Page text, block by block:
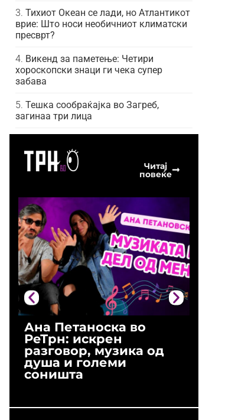
Тихиот Океан се лади, но Атлантикот
врие: Што носи необичниот климатски
пресврт?
Викенд за паметење: Четири
хороскопски знаци ги чека супер
забава
Тешка сообраќајка во Загреб,
загинаа три лица
Читај
повеќе
Ана Петаноска во
РеТрн: искрен
разговор, музика од
душа и големи
соништа